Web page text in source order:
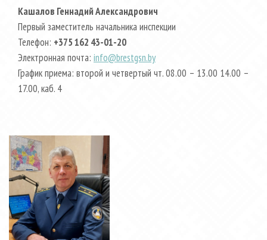
Кашалов Геннадий Александрович
Первый заместитель начальника инспекции
Телефон: +375 162 43-01-20
Электронная почта: info@brestgsn.by
График приема: второй и четвертый чт. 08.00 – 13.00 14.00 –
17.00, каб. 4